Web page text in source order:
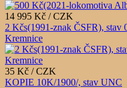
14 995 Kč / CZK
2 Kčs(1991-znak ČSFR), stav
Kremnice
35 Kč / CZK
KOPIE 10K/1900/, stav UNC